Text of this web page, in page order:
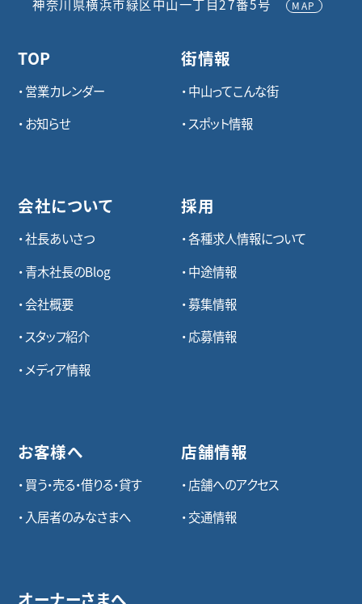
神奈川県横浜市緑区中山一丁目27番5号 MAP
TOP
営業カレンダー
お知らせ
会社について
社長あいさつ
青木社長のBlog
会社概要
スタッフ紹介
メディア情報
お客様へ
買う・売る・借りる・貸す
入居者のみなさまへ
オーナーさまへ
街情報
中山ってこんな街
スポット情報
採用
各種求⼈情報について
中途情報
募集情報
応募情報
店舗情報
店舗へのアクセス
交通情報